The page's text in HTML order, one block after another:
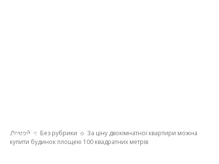
Домой Без рубрики
За ціну двокімнатної квартири можна
купити будинок площею 100 квадратних метрів
метрів